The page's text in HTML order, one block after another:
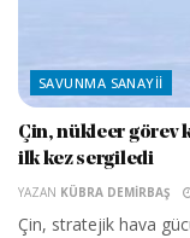
SAVUNMA SANAYII
Çin, nükleer görev
ilk kez sergiledi
YAZAN KÜBRA DEMIRBAŞ
Çin, stratejik hava